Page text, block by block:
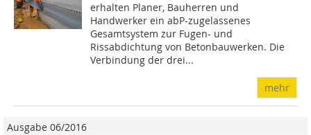
erhalten Planer, Bauherren und
Handwerker ein abP-zugelassenes
Gesamtsystem zur Fugen- und
Rissabdichtung von Betonbauwerken. Die
Verbindung der drei...
mehr
Ausgabe 06/2016